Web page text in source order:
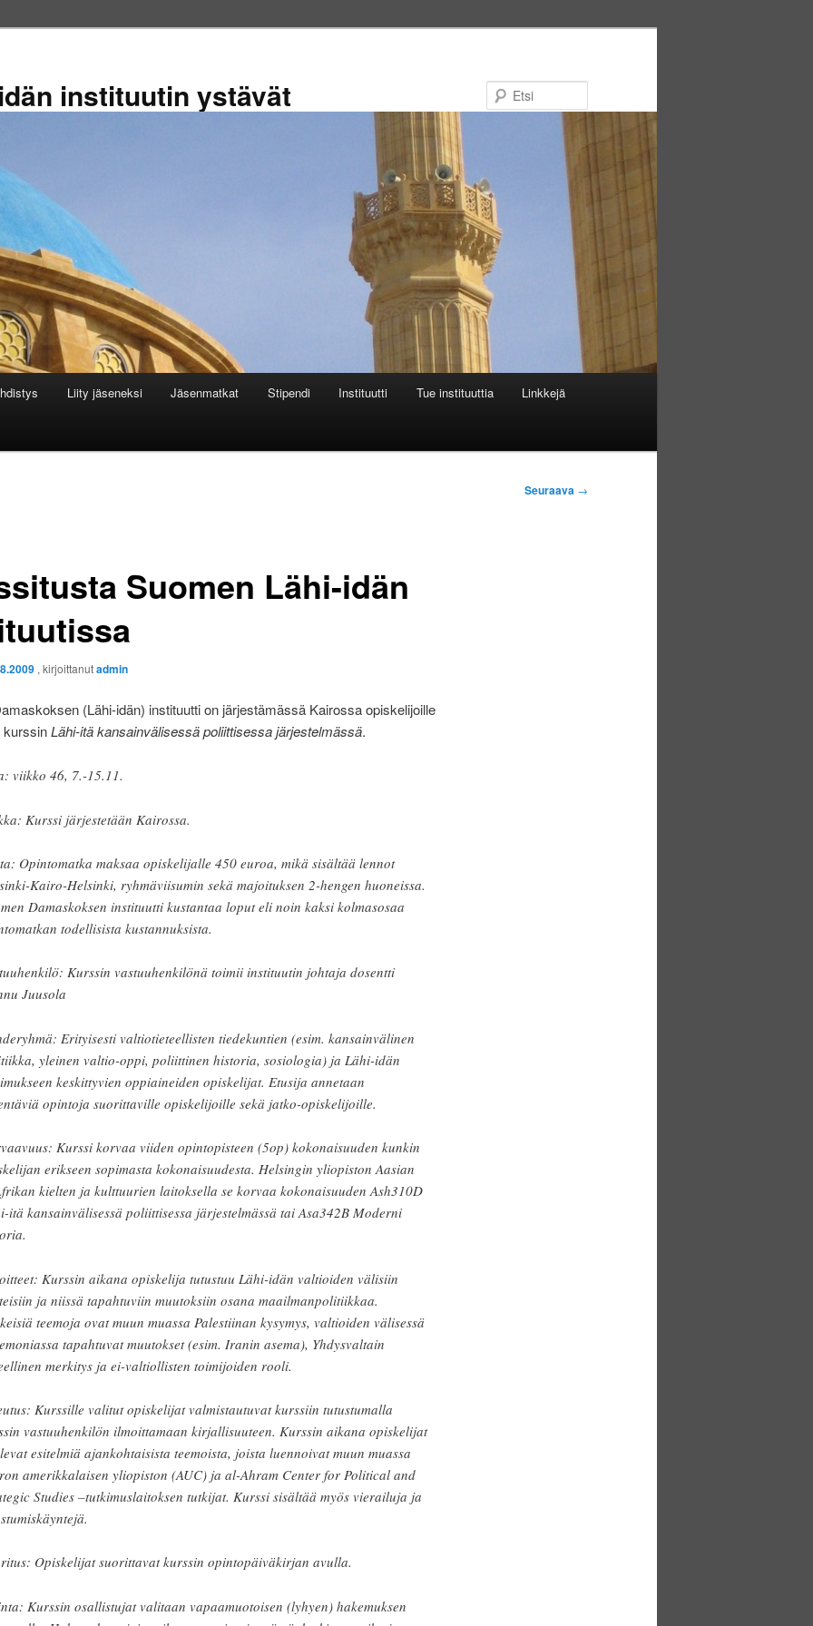
instituutin ystävät
Liity jäseneksi Jäsenmatkat Stipendi Instituutti Tue instituuttia Linkkejä
Seuraava →
Suomen Lähi-idän
, kirjoittanutadmin
(Lähi-idän) instituutti on järjestämässä Kairossa opiskelijoille
kurssinLähi-itä kansainvälisessä poliittisessa järjestelmässä.
viikko 46, 7.-15.11.
Kurssi järjestetään Kairossa.
Opintomatka maksaa opiskelijalle 450 euroa, mikä sisältää lennot
Kairo-Helsinki, ryhmäviisumin sekä majoituksen 2-hengen huoneissa.
Damaskoksen instituutti kustantaa loput eli noin kaksi kolmasosaa
todellisista kustannuksista.
Kurssin vastuuhenkilönä toimii instituutin johtaja dosentti
Juusola
Erityisesti valtiotieteellisten tiedekuntien (esim. kansainvälinen
yleinen valtio-oppi, poliittinen historia, sosiologia) ja Lähi-idän
keskittyvien oppiaineiden opiskelijat. Etusija annetaan
opintoja suorittaville opiskelijoille sekä jatko-opiskelijoille.
Kurssi korvaa viiden opintopisteen (5op) kokonaisuuden kunkin
erikseen sopimasta kokonaisuudesta. Helsingin yliopiston Aasian
kielten ja kulttuurien laitoksella se korvaa kokonaisuuden Ash310D
itä kansainvälisessä poliittisessa järjestelmässä tai Asa342B Moderni
Kurssin aikana opiskelija tutustuu Lähi-idän valtioiden välisiin
ja niissä tapahtuviin muutoksiin osana maailmanpolitiikkaa.
teemoja ovat muun muassa Palestiinan kysymys, valtioiden välisessä
tapahtuvat muutokset (esim. Iranin asema), Yhdysvaltain
merkitys ja ei-valtiollisten toimijoiden rooli.
Kurssille valitut opiskelijat valmistautuvat kurssiin tutustumalla
vastuuhenkilön ilmoittamaan kirjallisuuteen. Kurssin aikana opiskelijat
esitelmiä ajankohtaisista teemoista, joista luennoivat muun muassa
amerikkalaisen yliopiston (AUC) ja al-Ahram Center for Political and
Studies –tutkimuslaitoksen tutkijat. Kurssi sisältää myös vierailuja ja
Opiskelijat suorittavat kurssin opintopäiväkirjan avulla.
Kurssin osallistujat valitaan vapaamuotoisen (lyhyen) hakemuksen